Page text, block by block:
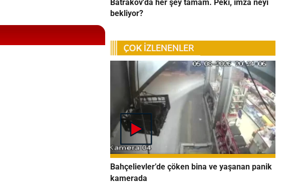
Batrakov'da her şey tamam. Peki, imza neyi
bekliyor?
Bahçelievler’de çöken bina ve yaşanan panik
kamerada